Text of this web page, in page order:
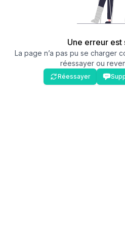
Une erreur est
La page n’a pas pu se charger
réessayer ou
Réessayer